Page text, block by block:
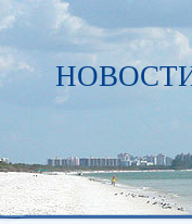
НОВОСТИ